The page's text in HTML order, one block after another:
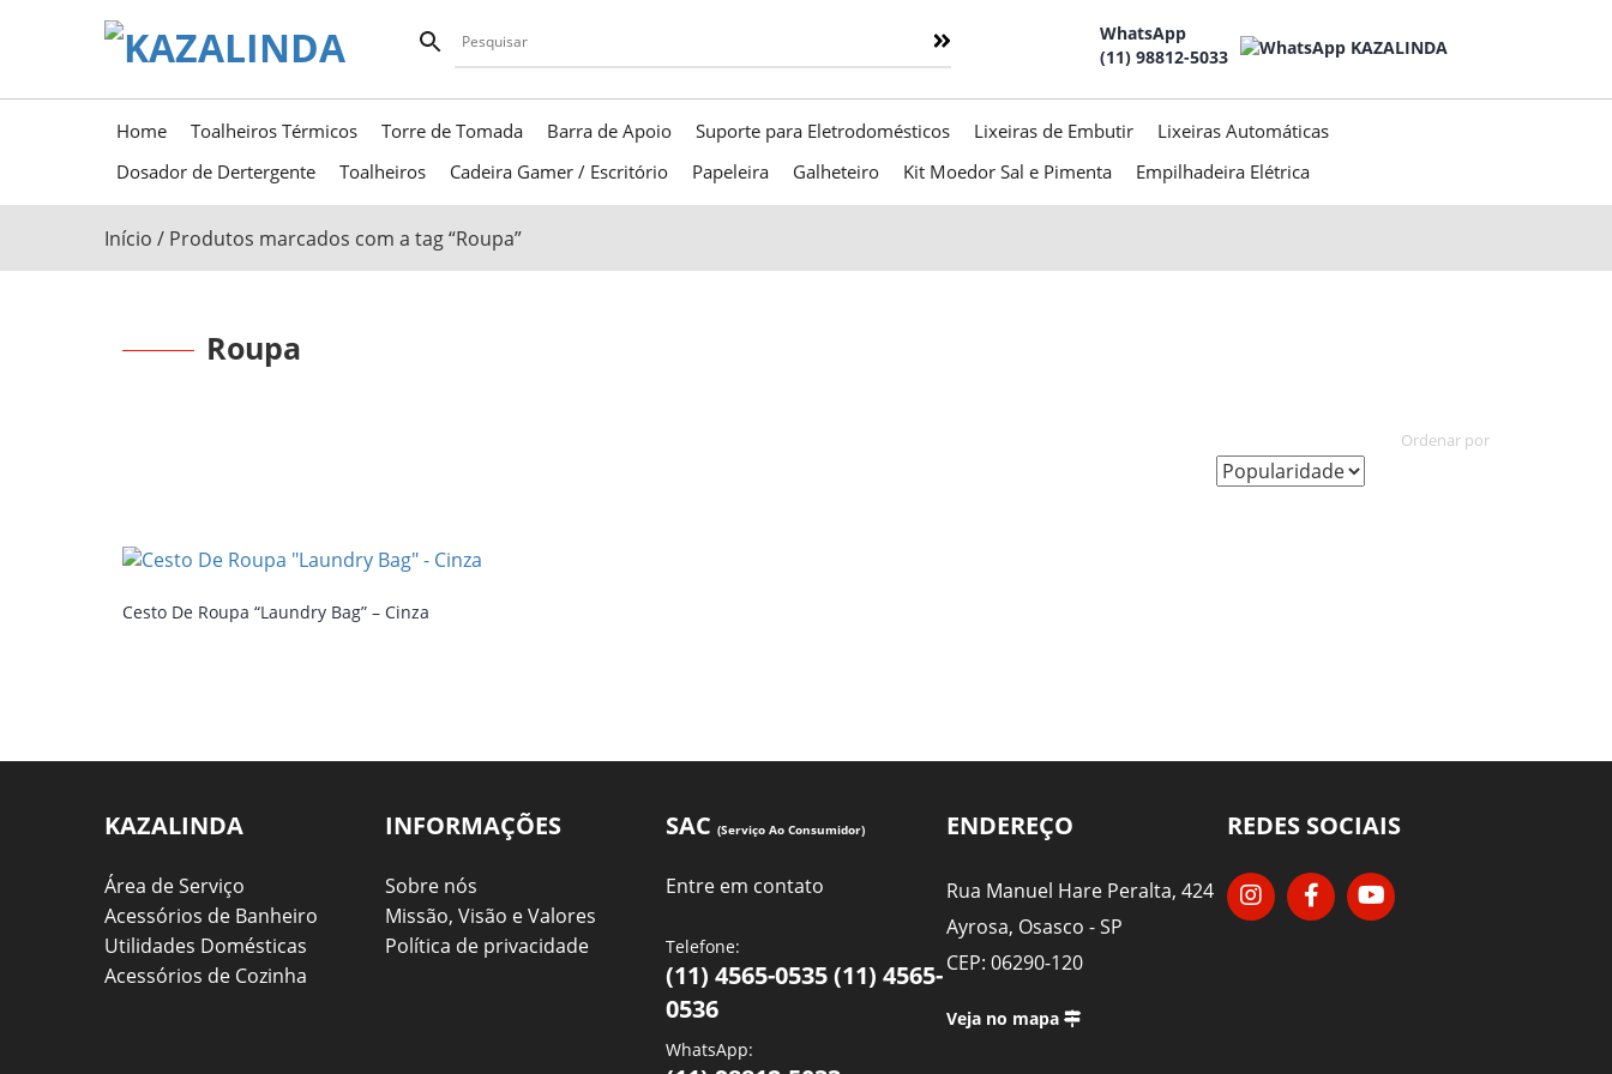
WhatsApp
(11) 98812-5033
Home Toalheiros Térmicos Torre de Tomada Barra de Apoio Suporte para Eletrodomésticos Lixeiras de Embutir
Lixeiras Automáticas
Dosador de Dertergente
Toalheiros Cadeira Gamer / Escritório Papeleira Galheteiro Kit Moedor Sal e Pimenta Empilhadeira Elétrica
Início / Produtos marcados com a tag “Roupa”
Roupa
Cesto De Roupa “Laundry Bag” – Cinza
KAZALINDA
Área de Serviço
Acessórios de Banheiro
Utilidades Domésticas
Acessórios de Cozinha
INFORMAÇÕES
Sobre nós
Missão, Visão e Valores
Política de privacidade
SAC (Serviço Ao Consumidor)
Entre em contato
Telefone:
(11) 4565-0535 (11) 4565-
0536
WhatsApp:
ENDEREÇO
Rua Manuel Hare Peralta, 424
Ayrosa, Osasco - SP
CEP: 06290-120
Veja no mapa
REDES SOCIAIS